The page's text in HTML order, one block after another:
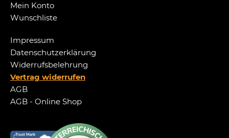
Mein Konto
Wunschliste
Impressum
Datenschutzerklärung
Widerrufsbelehrung
Vertrag widerrufen
AGB
AGB - Online Shop